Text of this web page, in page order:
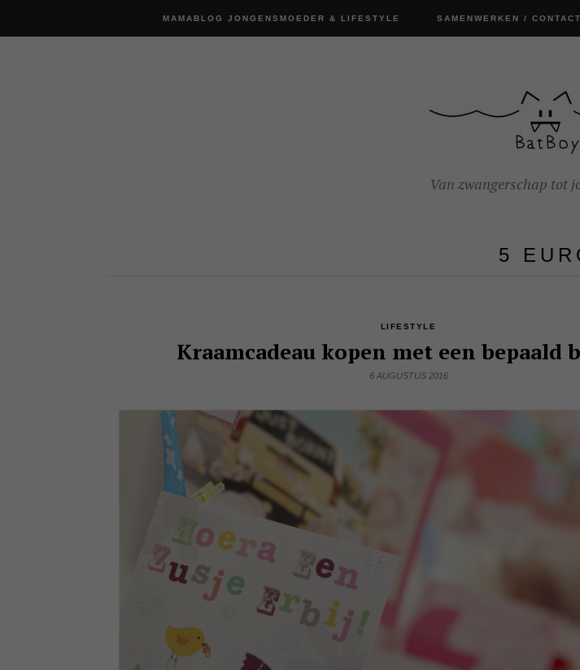
MAMABLOG JONGENSMOEDER & LIFESTYLE SAMENWERKEN / CONTACT
Van zwangerschap tot
5
LIFESTYLE
Kraamcadeau kopen met een bepaald
6 AUGUSTUS 2016